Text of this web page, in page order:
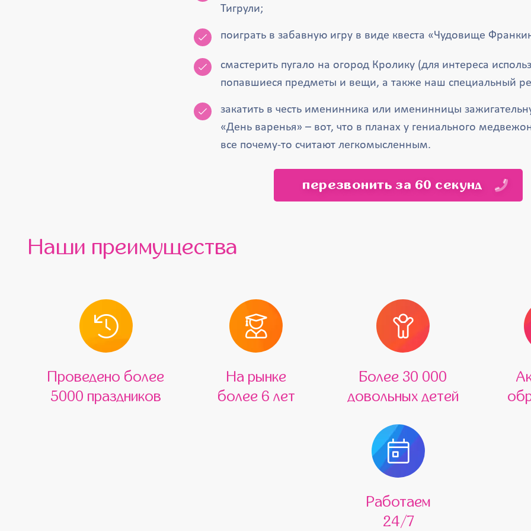
Тигрули;
поиграть в забавную игру в виде квеста «Чудовище
смастерить пугало на огород Кролику (для интереса
попавшиеся предметы и вещи, а также наш специальный
закатить в честь именинника или именинницы
«День варенья» – вот, что в планах у гениального
все почему-то считают легкомысленным.
перезвонить за 60 секунд
Наши преимущества
Проведено более
5000 праздников
На рынке
более 6 лет
Более 30 000
довольных детей
Работаем
24/7